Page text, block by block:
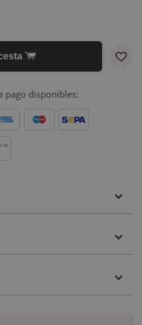
pago disponibles:
DE